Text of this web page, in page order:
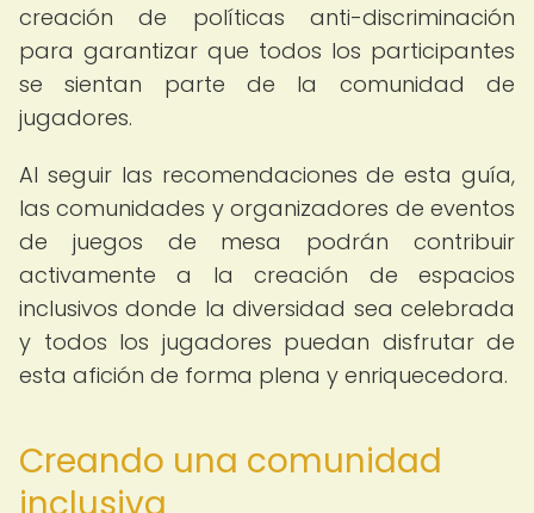
creación de políticas anti-discriminación
para garantizar que todos los participantes
se sientan parte de la comunidad de
jugadores.
Al seguir las recomendaciones de esta guía,
las comunidades y organizadores de eventos
de juegos de mesa podrán contribuir
activamente a la creación de espacios
inclusivos donde la diversidad sea celebrada
y todos los jugadores puedan disfrutar de
esta afición de forma plena y enriquecedora.
Creando una comunidad